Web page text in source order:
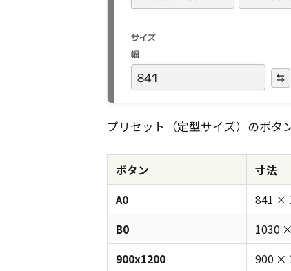
プリセット（定型サイズ）のボタ
ボタン 寸法
A0
841 ×
B0
1030
900x1200
900 ×